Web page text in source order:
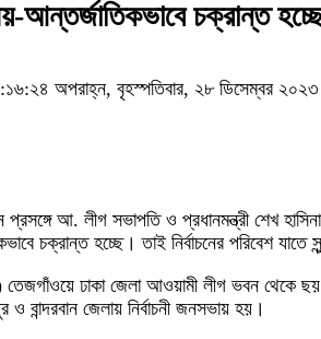
আন্তর্জাতিকভাবে চক্রান্ত
অপরাহ্ন, বৃহস্পতিবার, ২৮ ডিসেম্বর ২০২৩
প্রসঙ্গে আ. লীগ সভাপতি ও প্রধানমন্ত্রী শেখ
চক্রান্ত হচ্ছে। তাই নির্বাচনের পরিবেশ
ঢাকা জেলা আওয়ামী লীগ ভবন থেকে ছয়
ও বান্দরবান জেলায় নির্বাচনী জনসভায় হয়।